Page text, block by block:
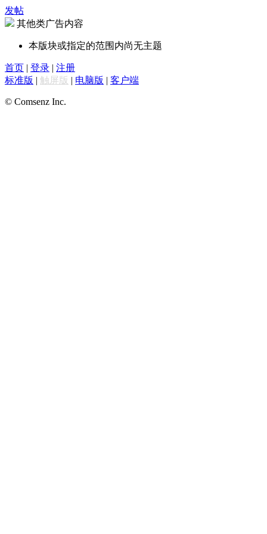
发帖
其他类广告内容
本版块或指定的范围内尚无主题
首页 | 登录 | 注册
标准版 | 触屏版 | 电脑版 | 客户端
© Comsenz Inc.